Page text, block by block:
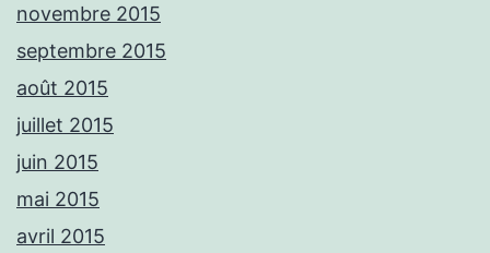
novembre 2015
septembre 2015
août 2015
juillet 2015
juin 2015
mai 2015
avril 2015